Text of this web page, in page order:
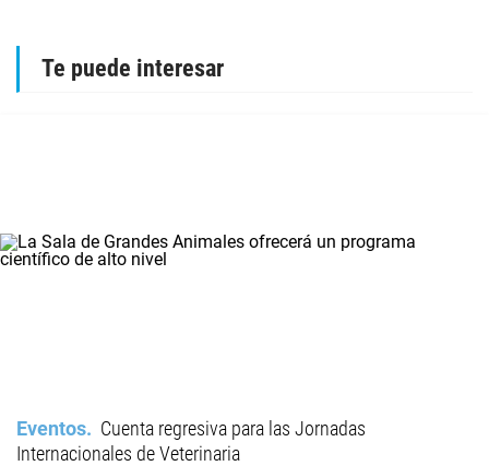
Te puede interesar
Eventos
Cuenta regresiva para las Jornadas
Internacionales de Veterinaria